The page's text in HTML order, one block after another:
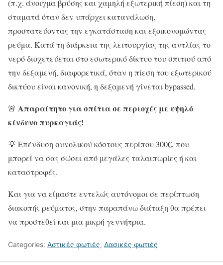
(π.χ. άνοιγμα βρύσης και χαμηλή εξωτερική πίεση) και τη
σταματά όταν δεν υπάρχει κατανάλωση,
προστατεύοντας την εγκατάσταση και εξοικονομώντας
ρεύμα. Κατά τη διάρκεια της λειτουργίας της αντλίας το
νερό διοχετεύεται στο εσωτερικό δίκτυο του σπιτιού από
την δεξαμενή, διαφορετικά, όταν η πίεση του εξωτερικού
δικτύου είναι κανονική, η δεξαμενή γίνεται bypassed.
🚨 Απαραίτητο για σπίτια σε περιοχές με υψηλό
κίνδυνο πυρκαγιάς!
💡 Επένδυση συνολικού κόστους περίπου 300€, που
μπορεί να σας σώσει από μεγάλες ταλαιπωρίες ή και
καταστροφές.
Και για να είμαστε εντελώς αυτόνομοι σε περίπτωση
διακοπής ρεύματος, στην παραπάνω διάταξη θα πρέπει
να προστεθεί και μια μικρή γεννήτρια.
Categories: Αστικές φωτιές, Δασικές φωτιές